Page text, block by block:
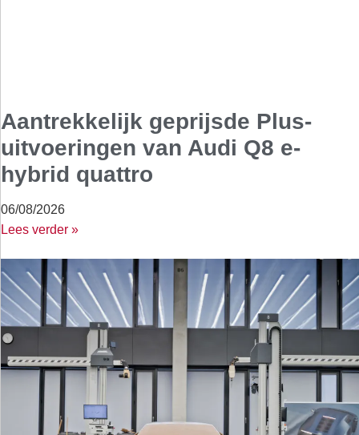
Aantrekkelijk geprijsde Plus-
uitvoeringen van Audi Q8 e-
hybrid quattro
06/08/2026
Lees verder »